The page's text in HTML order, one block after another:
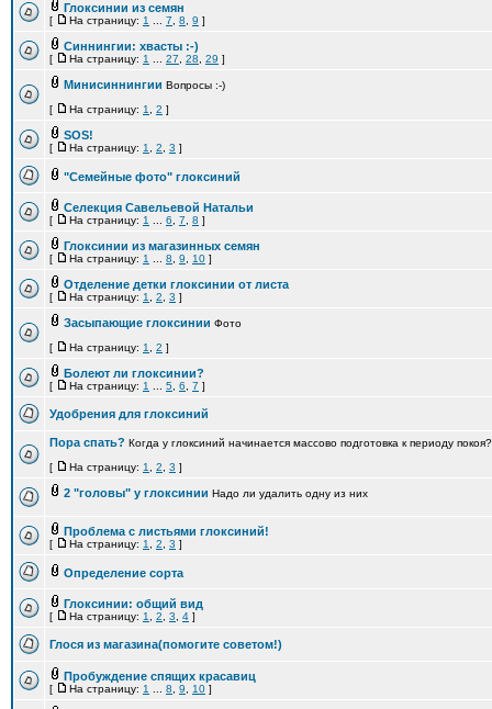
Глоксинии из семян
[ На страницу: 1 7 8 9 ]
Синнингии: хвасты :-)
[ На страницу: 1 27 28 29 ]
Минисиннингии Вопросы :-)
[
На страницу: 1 2 ]
SOS!
[ На страницу: 1 2 3 ]
"Семейные фото" глоксиний
Селекция Савельевой Натальи
[ На страницу: 1 6 7 8 ]
Глоксинии из магазинных семян
[ На страницу: 1 8 9 10 ]
Отделение детки глоксинии от листа
[ На страницу: 1 2 3 ]
Засыпающие глоксинии Фото
[
На страницу: 1 2 ]
Болеют ли глоксинии?
[ На страницу: 1 5 6 7 ]
Удобрения для глоксиний
Пора спать? Когда у глоксиний начинается массово подготовка к периоду покоя?
[
На страницу: 1 2 3 ]
2 "головы" у глоксинии Надо ли удалить одну из них
Проблема с листьями глоксиний!
[ На страницу: 1 2 3 ]
Определение сорта
Глоксинии: общий вид
[ На страницу: 1 2 3 4 ]
Глося из магазина(помогите советом!)
Пробуждение спящих красавиц
[ На страницу: 1 8 9 10 ]